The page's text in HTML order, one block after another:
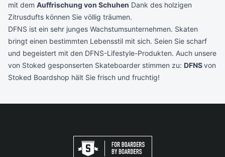
mit dem Auffrischung von Schuhen Dank des holzigen
Zitrusdufts können Sie völlig träumen.
DFNS ist ein sehr junges Wachstumsunternehmen. Skaten
bringt einen bestimmten Lebensstil mit sich. Seien Sie scharf
und begeistert mit den DFNS-Lifestyle-Produkten. Auch unsere
von Stoked gesponserten Skateboarder stimmen zu: DFNSvon
Stoked Boardshop hält Sie frisch und fruchtig!